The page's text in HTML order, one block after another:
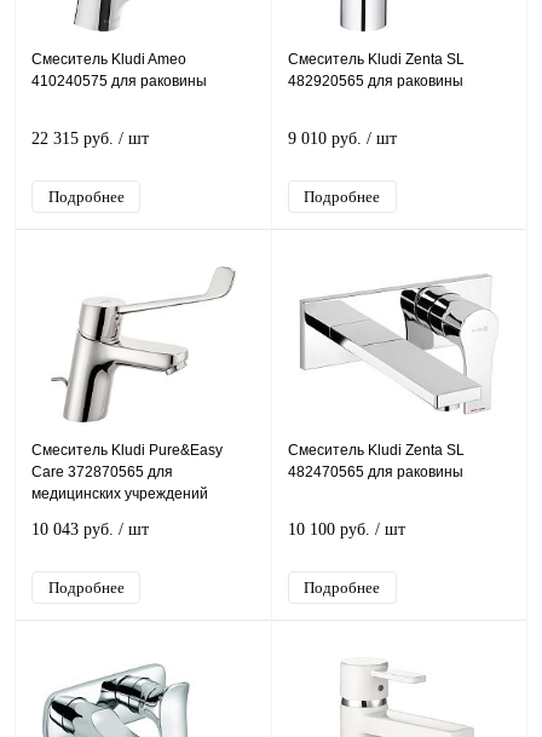
Смеситель Kludi Ameo
410240575 для раковины
22 315 руб. / шт
Подробнее
Смеситель Kludi Zenta SL
482920565 для раковины
9 010 руб. / шт
Подробнее
Смеситель Kludi Pure&Easy
Care 372870565 для
медицинских учреждений
10 043 руб. / шт
Подробнее
Смеситель Kludi Zenta SL
482470565 для раковины
10 100 руб. / шт
Подробнее